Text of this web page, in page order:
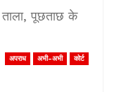
पूछताछ के
अपराध अभी-अभी कोर्ट